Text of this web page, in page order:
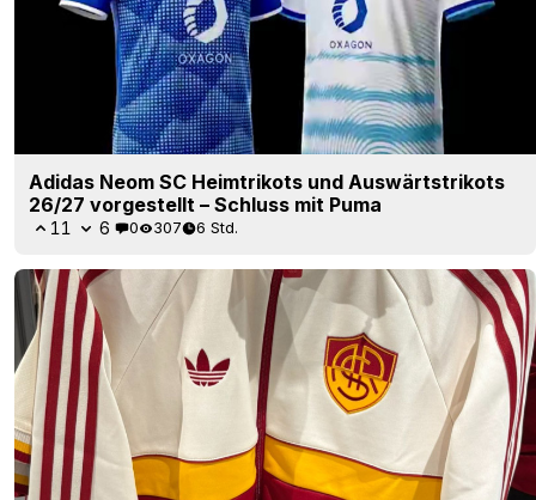
Adidas Neom SC Heimtrikots und Auswärtstrikots
26/27 vorgestellt – Schluss mit Puma
11 6 0 307 6 Std.